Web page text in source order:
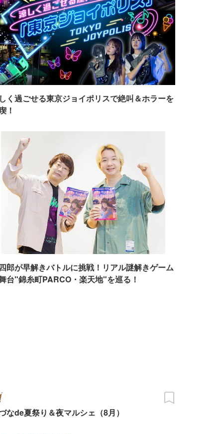
く過ごせる東京ジョイポリスで絶叫＆ホラーを
！
郎が早解きバトルに挑戦！リアル謎解きゲーム
台"錦糸町PARCO・楽天地"を巡る！
なde夏祭り＆夜マルシェ（8月）